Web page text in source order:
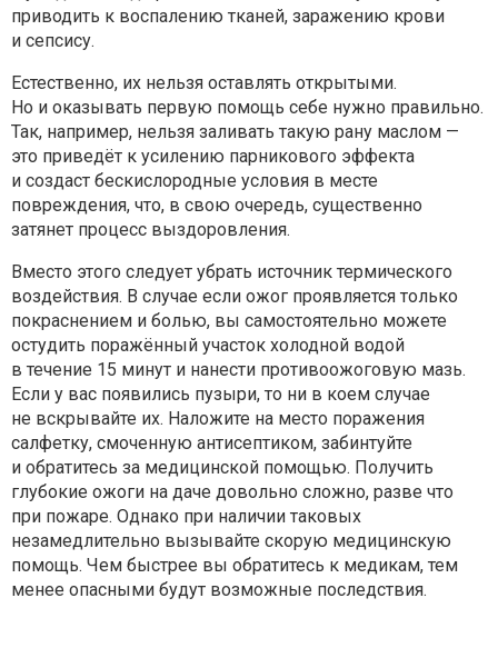
приводить к воспалению тканей, заражению крови
и сепсису.
Естественно, их нельзя оставлять открытыми.
Но и оказывать первую помощь себе нужно правильно.
Так, например, нельзя заливать такую рану маслом —
это приведёт к усилению парникового эффекта
и создаст бескислородные условия в месте
повреждения, что, в свою очередь, существенно
затянет процесс выздоровления.
Вместо этого следует убрать источник термического
воздействия. В случае если ожог проявляется только
покраснением и болью, вы самостоятельно можете
остудить поражённый участок холодной водой
в течение 15 минут и нанести противоожоговую мазь.
Если у вас появились пузыри, то ни в коем случае
не вскрывайте их. Наложите на место поражения
салфетку, смоченную антисептиком, забинтуйте
и обратитесь за медицинской помощью. Получить
глубокие ожоги на даче довольно сложно, разве что
при пожаре. Однако при наличии таковых
незамедлительно вызывайте скорую медицинскую
помощь. Чем быстрее вы обратитесь к медикам, тем
менее опасными будут возможные последствия.